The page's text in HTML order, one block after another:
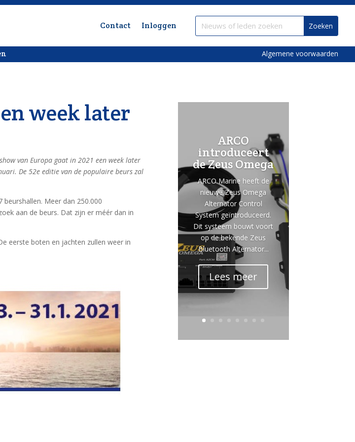
Contact Inloggen
Algemene voorwaarden
week later
van Europa gaat in 2021 een week later
De 52e editie van de populaire beurs zal
Meer dan 250.000
aan de beurs. Dat zijn er méér dan in
eerste boten en jachten zullen weer in
ARCO
introduceert
de Zeus Omega
ARCO Marine heeft de
nieuwe Zeus Omega
Alternator Control
System geïntroduceerd.
Dit systeem bouwt voort
op de bekende Zeus
Bluetooth Alternator...
Lees meer